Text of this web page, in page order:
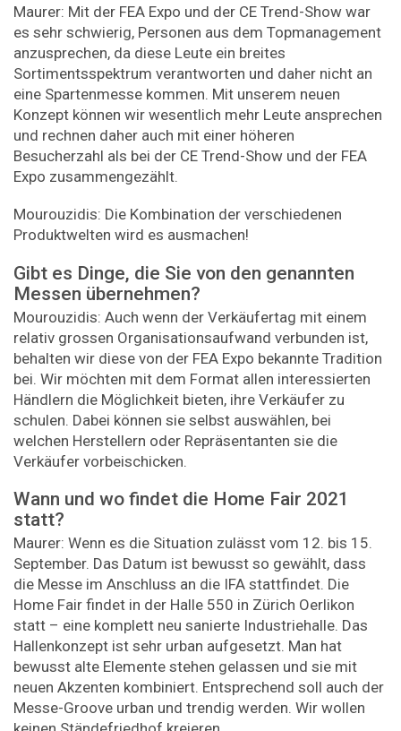
Maurer: Mit der FEA Expo und der CE Trend-Show war
es sehr schwierig, Personen aus dem Topmanagement
anzusprechen, da diese Leute ein breites
Sortimentsspektrum verantworten und daher nicht an
eine Spartenmesse kommen. Mit unserem neuen
Konzept können wir wesentlich mehr Leute ansprechen
und rechnen daher auch mit einer höheren
Besucherzahl als bei der CE Trend-Show und der FEA
Expo zusammengezählt.
Mourouzidis: Die Kombination der verschiedenen
Produktwelten wird es ausmachen!
Gibt es Dinge, die Sie von den genannten
Messen über­nehmen?
Mourouzidis: Auch wenn der Verkäufertag mit einem
relativ grossen Organisationsaufwand verbunden ist,
behalten wir diese von der FEA Expo bekannte Tradition
bei. Wir möchten mit dem Format allen interessierten
Händlern die Möglichkeit bieten, ihre Verkäufer zu
schulen. Dabei können sie selbst auswählen, bei
welchen Herstellern oder Repräsentanten sie die
Verkäufer vorbeischicken.
Wann und wo findet die Home Fair 2021
statt?
Maurer: Wenn es die Situation zulässt vom 12. bis 15.
September. Das Datum ist bewusst so gewählt, dass
die Messe im Anschluss an die IFA stattfindet. Die
Home Fair findet in der Halle 550 in Zürich Oerlikon
statt – eine komplett neu sanierte Industriehalle. Das
Hallenkonzept ist sehr urban aufgesetzt. Man hat
bewusst alte Elemente stehen gelassen und sie mit
neuen Akzenten kombiniert. Entsprechend soll auch der
Messe-Groove urban und trendig werden. Wir wollen